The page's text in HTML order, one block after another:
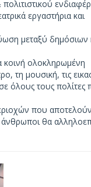
εργαστήρια και
μεταξύ δημόσιων
κοινή ολοκληρωμένη
τη μουσική, τις
όλους τους πολίτες
που αποτελούν
άνθρωποι θα